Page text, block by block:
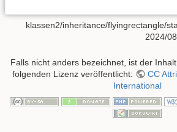
klassen2/inheritance/flyingrectangle/
2024/
Falls nicht anders bezeichnet, ist der
folgenden Lizenz veröffentlicht:
CC
International